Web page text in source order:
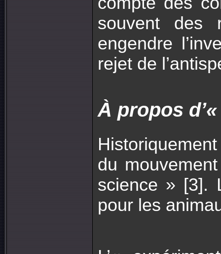
souvent des
engendre
rejet de
À propos
du
science » [3].
pour les